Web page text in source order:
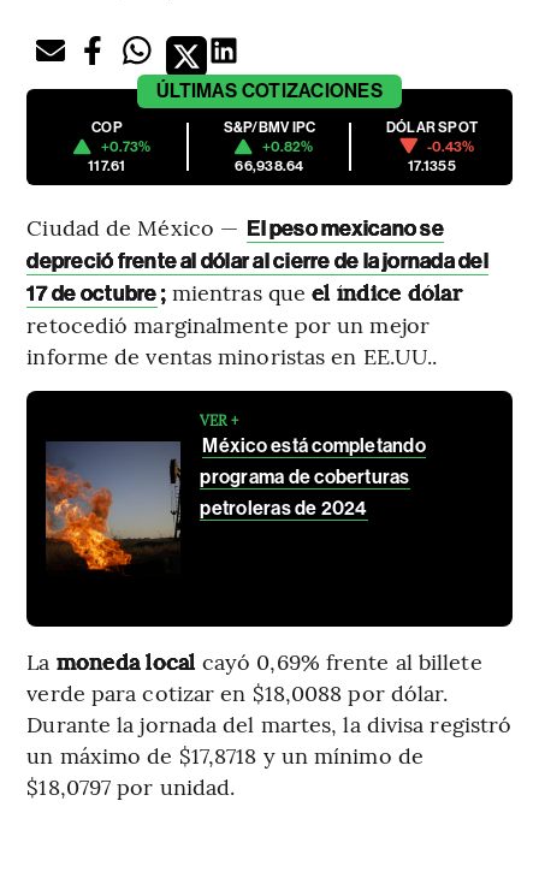
ÚLTIMAS COTIZACIONES
COP
+0.73%
117.61
S&P/BMV IPC
+0.82%
66,938.64
DÓLAR SPOT
-0.43%
17.1355
Ciudad de México — El peso mexicano se
depreció frente al dólar al cierre de la jornada del
17 de octubre;mientras queel índice dólar
retocedió marginalmente por un mejor
informe de ventas minoristas en EE.UU..
VER +
México está completando
programa de coberturas
petroleras de 2024
La moneda local cayó 0,69% frente al billete
verde para cotizar en $18,0088 por dólar.
Durante la jornada del martes, la divisa registró
un máximo de $17,8718 y un mínimo de
$18,0797 por unidad.